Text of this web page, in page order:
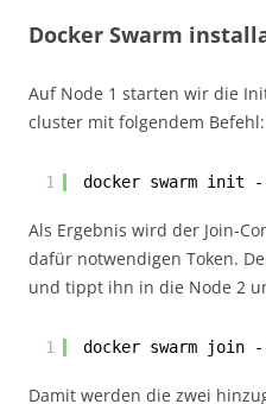
Docker Swarm
Auf Node 1 starten wir die
cluster mit folgendem Befehl:
1 docker swarm init
Als Ergebnis wird der Join-
dafür notwendigen Token.
und tippt ihn in die Node 2
1 docker swarm join
Damit werden die zwei